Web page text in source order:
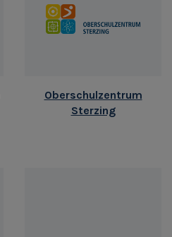
Oberschulzentrum
Sterzing